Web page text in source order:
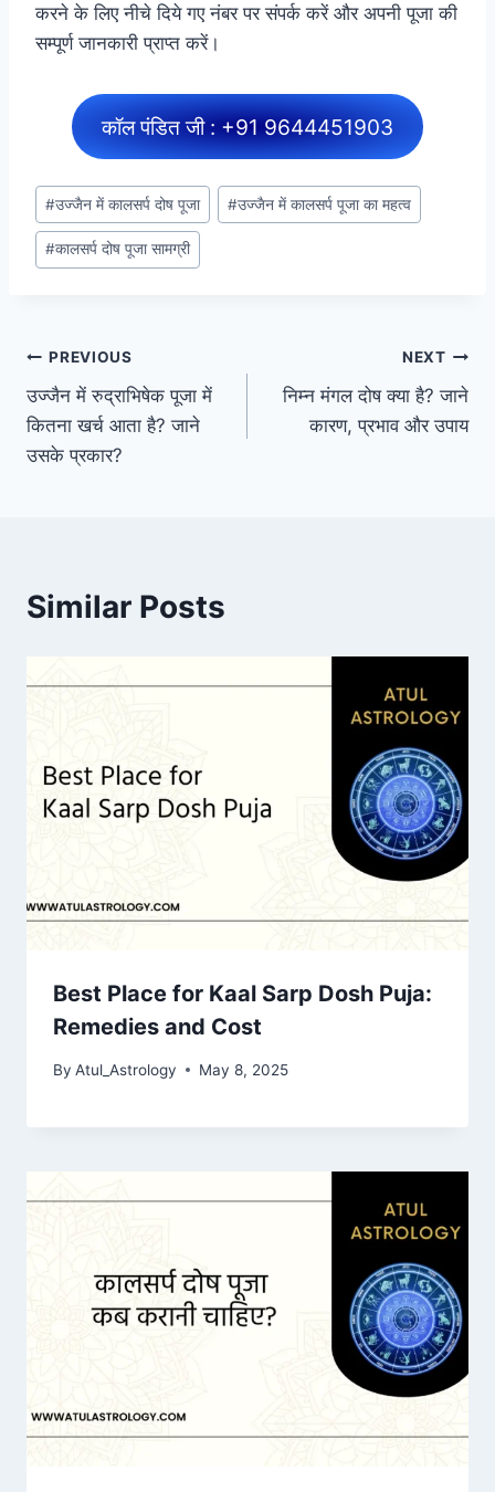
करने के लिए नीचे दिये गए नंबर पर संपर्क करें और अपनी पूजा की
सम्पूर्ण जानकारी प्राप्त करें।
कॉल पंडित जी : +91 9644451903
#उज्जैन में कालसर्प दोष पूजा #उज्जैन में कालसर्प पूजा का महत्व
#कालसर्प दोष पूजा सामग्री
PREVIOUS
उज्जैन में रुद्राभिषेक पूजा में
कितना खर्च आता है? जाने
उसके प्रकार?
NEXT
निम्न मंगल दोष क्या है? जाने
कारण, प्रभाव और उपाय
Similar Posts
Best Place for Kaal Sarp Dosh Puja:
Remedies and Cost
By Atul_Astrology May 8, 2025